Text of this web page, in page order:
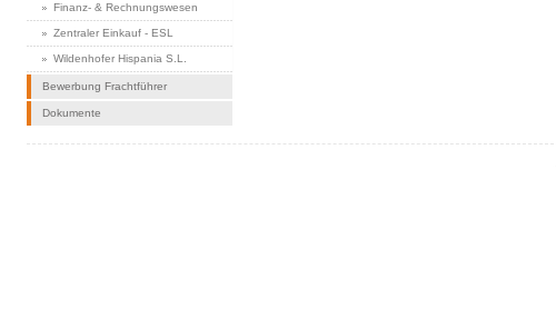
Finanz- & Rechnungswesen
Zentraler Einkauf - ESL
Wildenhofer Hispania S.L.
Bewerbung Frachtführer
Dokumente